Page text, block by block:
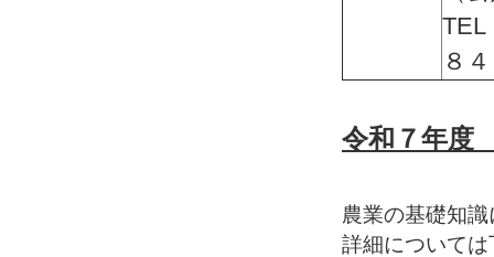
TEL
８
令和７年度
農業の基礎知
詳細について